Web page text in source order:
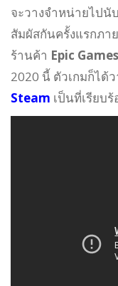
จะวางจำหน่ายไปนั
สัมผัสกันครั้งแรกภา
ร้านค้า Epic
2020 นี้ ตัวเกมก็ได้
Steam เป็นที่เรียบ